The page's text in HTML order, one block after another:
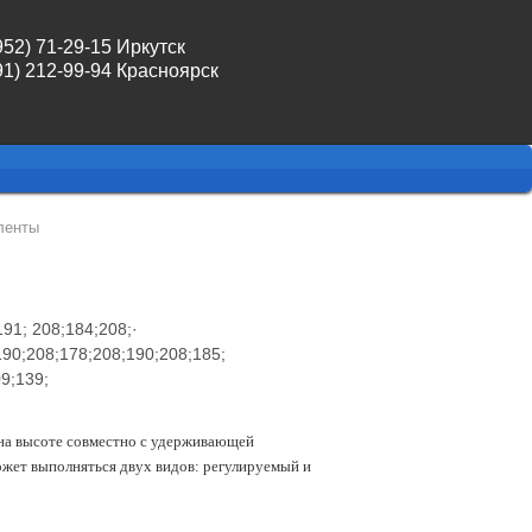
71-29-15 Иркутск
212-99-94 Красноярск
высоте совместно с удерживающей
выполняться двух видов: регулируемый и